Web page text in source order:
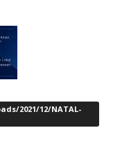
2021/12/NATAL-